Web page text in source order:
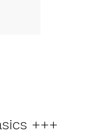
+++